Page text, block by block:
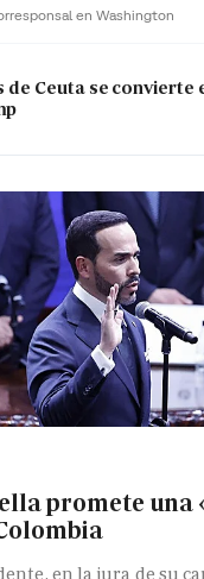
en Washington
de Ceuta se
promete una
en la jura de su